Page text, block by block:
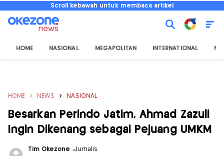
Scroll kebawah untuk membaca artikel
HOME NASIONAL MEGAPOLITAN INTERNATIONAL
HOME NEWS NASIONAL
Besarkan Perindo Jatim, Ahmad Zazuli
Ingin Dikenang sebagai Pejuang UMKM
Tim Okezone ,Jurnalis